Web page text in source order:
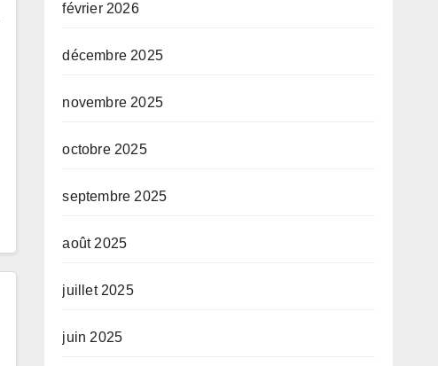
février 2026
décembre 2025
novembre 2025
octobre 2025
septembre 2025
août 2025
juillet 2025
juin 2025